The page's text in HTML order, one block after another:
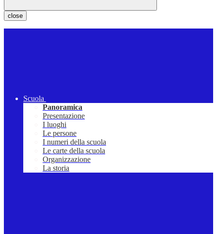
close
Scuola
Panoramica
Presentazione
I luoghi
Le persone
I numeri della scuola
Le carte della scuola
Organizzazione
La storia